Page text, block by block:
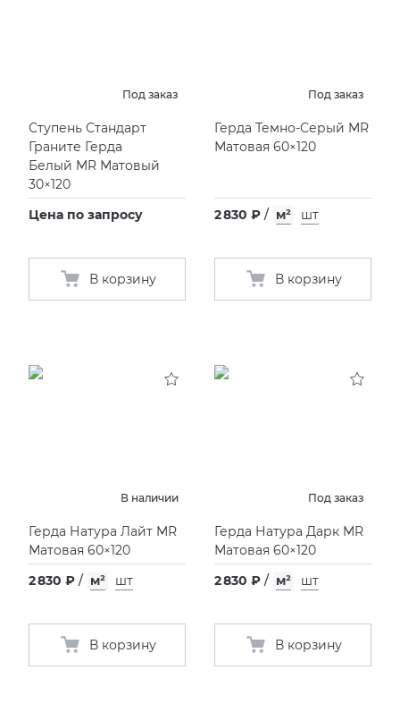
Под заказ
Ступень Стандарт
Граните Герда
Белый MR Матовый
30×120
Цена по запросу
В корзину
Под заказ
Герда Темно-Серый MR
Матовая 60×120
2 830 ₽ / м² шт
В корзину
В наличии
Герда Натура Лайт MR
Матовая 60×120
2 830 ₽ / м² шт
В корзину
Под заказ
Герда Натура Дарк MR
Матовая 60×120
2 830 ₽ / м² шт
В корзину